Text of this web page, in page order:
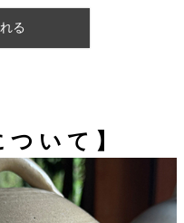
る
つ い て 】